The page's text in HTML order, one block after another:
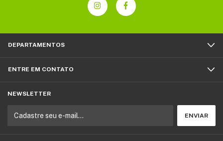
DEPARTAMENTOS
ENTRE EM CONTATO
NEWSLETTER